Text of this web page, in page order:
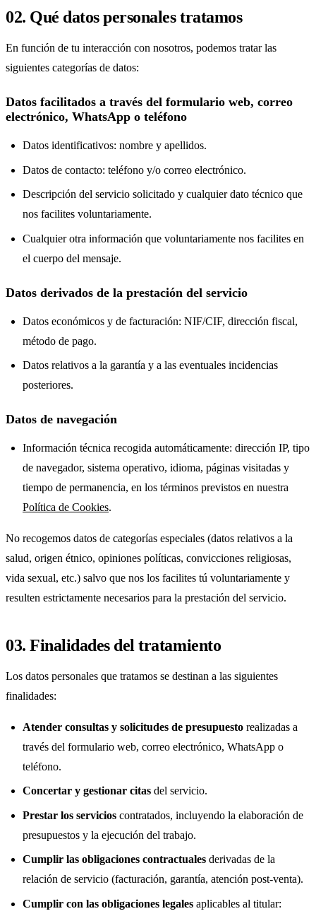
02. Qué datos personales tratamos
En función de tu interacción con nosotros, podemos tratar las
siguientes categorías de datos:
Datos facilitados a través del formulario web, correo
electrónico, WhatsApp o teléfono
Datos identificativos: nombre y apellidos.
Datos de contacto: teléfono y/o correo electrónico.
Descripción del servicio solicitado y cualquier dato técnico que
nos facilites voluntariamente.
Cualquier otra información que voluntariamente nos facilites en
el cuerpo del mensaje.
Datos derivados de la prestación del servicio
Datos económicos y de facturación: NIF/CIF, dirección fiscal,
método de pago.
Datos relativos a la garantía y a las eventuales incidencias
posteriores.
Datos de navegación
Información técnica recogida automáticamente: dirección IP, tipo
de navegador, sistema operativo, idioma, páginas visitadas y
tiempo de permanencia, en los términos previstos en nuestra
Política de Cookies.
No recogemos datos de categorías especiales (datos relativos a la
salud, origen étnico, opiniones políticas, convicciones religiosas,
vida sexual, etc.) salvo que nos los facilites tú voluntariamente y
resulten estrictamente necesarios para la prestación del servicio.
03. Finalidades del tratamiento
Los datos personales que tratamos se destinan a las siguientes
finalidades:
Atender consultas y solicitudes de presupuesto realizadas a
través del formulario web, correo electrónico, WhatsApp o
teléfono.
Concertar y gestionar citas del servicio.
Prestar los servicios contratados, incluyendo la elaboración de
presupuestos y la ejecución del trabajo.
Cumplir las obligaciones contractuales derivadas de la
relación de servicio (facturación, garantía, atención post-venta).
Cumplir con las obligaciones legales aplicables al titular: